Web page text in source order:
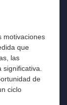
motivaciones
que
las
de
ciclo